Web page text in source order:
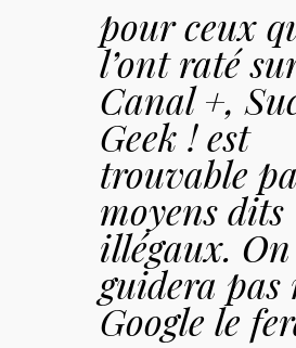
pour ceux
l’ont raté
Canal +,
Geek ! est
trouvable
moyens dits
illégaux.
guidera pas
Google le